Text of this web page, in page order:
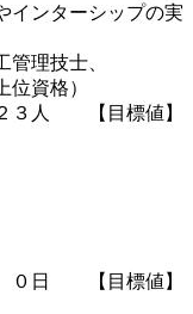
ターシップの実
理技士、
資格）
人 【目標値】
日 【目標値】